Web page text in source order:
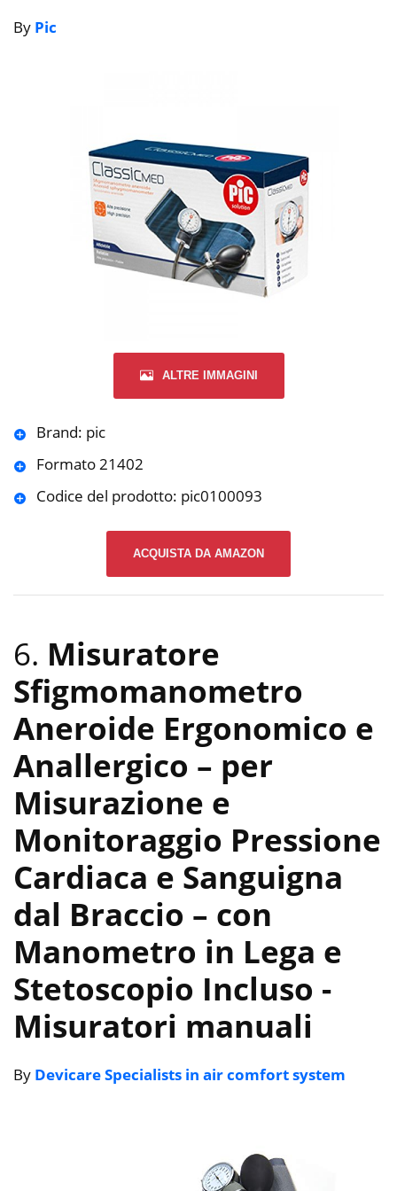
By Pic
ALTRE IMMAGINI
Brand: pic
Formato 21402
Codice del prodotto: pic0100093
ACQUISTA DA AMAZON
6. Misuratore
Sfigmomanometro
Aneroide Ergonomico e
Anallergico – per
Misurazione e
Monitoraggio Pressione
Cardiaca e Sanguigna
dal Braccio – con
Manometro in Lega e
Stetoscopio Incluso -
Misuratori manuali
By Devicare Specialists in air comfort system